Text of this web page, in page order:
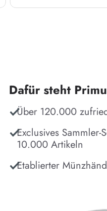
Dafür steht
Über 120.000
Exclusives
10.000 Artikeln
Etablierter